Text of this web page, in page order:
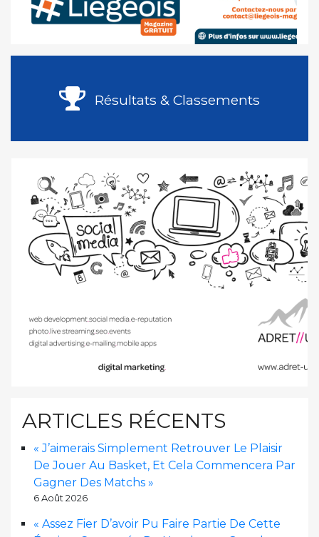
Résultats & Classements
ARTICLES RÉCENTS
« J’aimerais Simplement Retrouver Le Plaisir
De Jouer Au Basket, Et Cela Commencera Par
Gagner Des Matchs »
6 Août 2026
« Assez Fier D’avoir Pu Faire Partie De Cette